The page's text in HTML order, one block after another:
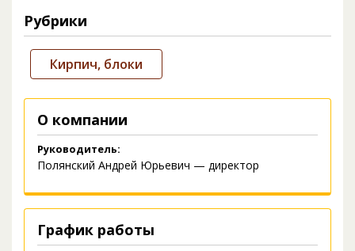
Рубрики
Кирпич, блоки
О компании
Руководитель:
Полянский Андрей Юрьевич — директор
График работы